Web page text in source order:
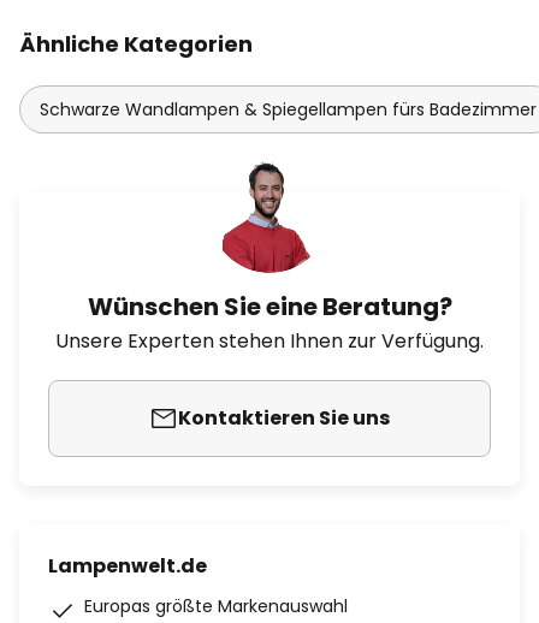
Ähnliche Kategorien
Schwarze Wandlampen & Spiegellampen fürs Badezimmer
Wünschen Sie eine Beratung?
Unsere Experten stehen Ihnen zur Verfügung.
Kontaktieren Sie uns
Lampenwelt.de
Europas größte Markenauswahl